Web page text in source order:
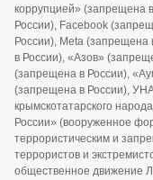
коррупцией» (запрещена
России), Facebook
России), Meta
в России), «Азов»
(запрещена в России),
(запрещена в России),
крымскотатарского
России» (вооруженное
террористическим и
террористов и
общественное движение